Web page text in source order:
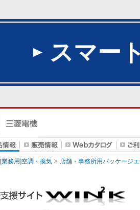
スマー
[業務用]空調・換気 店舗・事務所用パッケージ